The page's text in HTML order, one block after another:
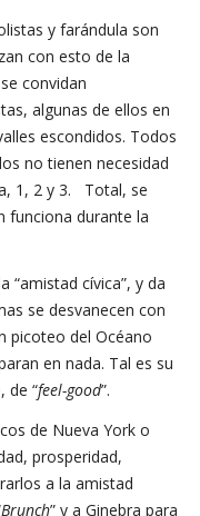
y farándula son
con esto de la
convidan
algunas de ellos en
escondidos. Todos
no tienen necesidad
1, 2 y 3. Total, se
funciona durante la
“amistad cívica”, y da
se desvanecen con
picoteo del Océano
en nada. Tal es su
de “feel-good”.
de Nueva York o
prosperidad,
a la amistad
Brunch” y a Ginebra para